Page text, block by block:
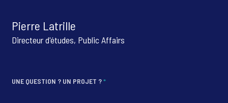
fiers d’être Français lors du défilé des troupes des armées le
14 juillet.
Pierre Latrille
Directeur d'études, Public Affairs
UNE QUESTION ? UN PROJET ?*